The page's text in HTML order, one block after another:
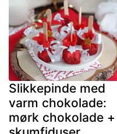
Slikkepinde med
varm chokolade:
mørk chokolade +